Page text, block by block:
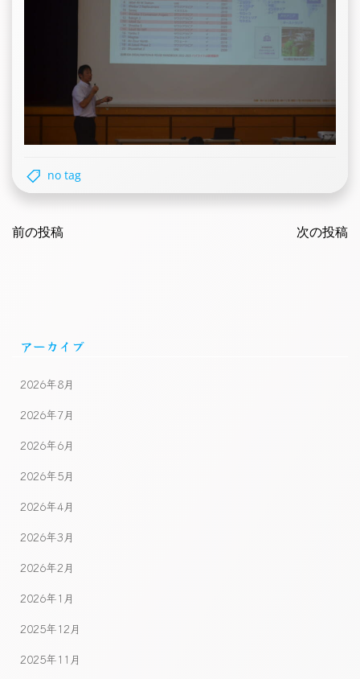
no tag
navigation
前の投稿 次の投稿
アーカイブ
2026年8月
2026年7月
2026年6月
2026年5月
2026年4月
2026年3月
2026年2月
2026年1月
2025年12月
2025年11月